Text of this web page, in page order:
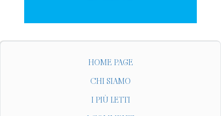
HOME PAGE
CHI SIAMO
I PIÙ LETTI